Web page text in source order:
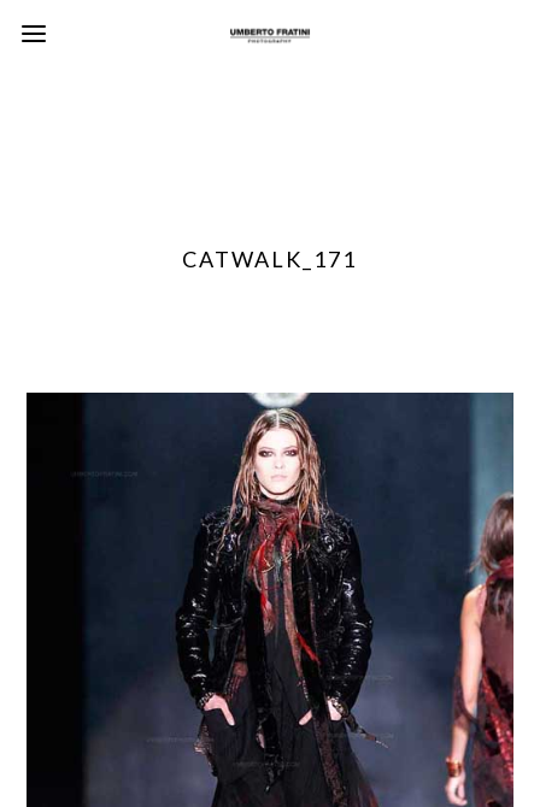
CATWALK_171